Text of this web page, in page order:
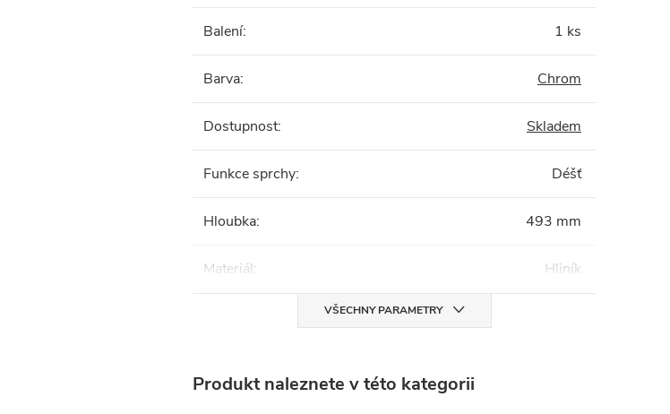
Balení: 1 ks
Barva: Chrom
Dostupnost: Skladem
Funkce sprchy: Déšť
Hloubka: 493 mm
Materiál: Hliník
VŠECHNY PARAMETRY
Produkt naleznete v této kategorii